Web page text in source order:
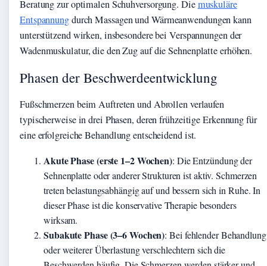
Beratung zur optimalen Schuhversorgung. Diemuskuläre
Entspannungdurch Massagen und Wärmeanwendungen kann
unterstützend wirken, insbesondere bei Verspannungen der
Wadenmuskulatur, die den Zug auf die Sehnenplatte erhöhen.
Phasen der Beschwerdeentwicklung
Fußschmerzen beim Auftreten und Abrollen verlaufen
typischerweise in drei Phasen, deren frühzeitige Erkennung für
eine erfolgreiche Behandlung entscheidend ist.
Akute Phase (erste 1–2 Wochen): Die Entzündung der
Sehnenplatte oder anderer Strukturen ist aktiv. Schmerzen
treten belastungsabhängig auf und bessern sich in Ruhe. In
dieser Phase ist die konservative Therapie besonders
wirksam.
Subakute Phase (3–6 Wochen): Bei fehlender Behandlung
oder weiterer Überlastung verschlechtern sich die